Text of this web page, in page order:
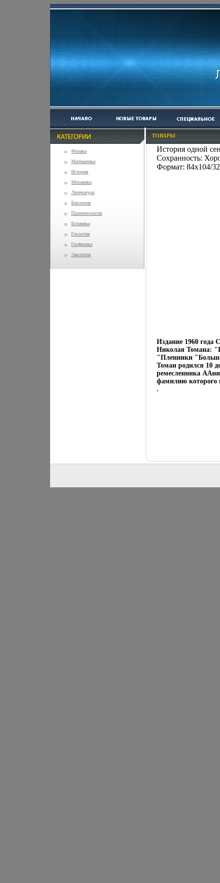
Физика
Математика
История
Механика
Литература
Биология
Палеонтология
Ботаника
Геология
Геофизика
Экология
ТОВАРЫ
История одной
Сохранность:
Формат: 84x104/
Издание 1960 года
Николая Томана:
"Пленники
Томан родился 10
ремесленника
фамилию которого
.